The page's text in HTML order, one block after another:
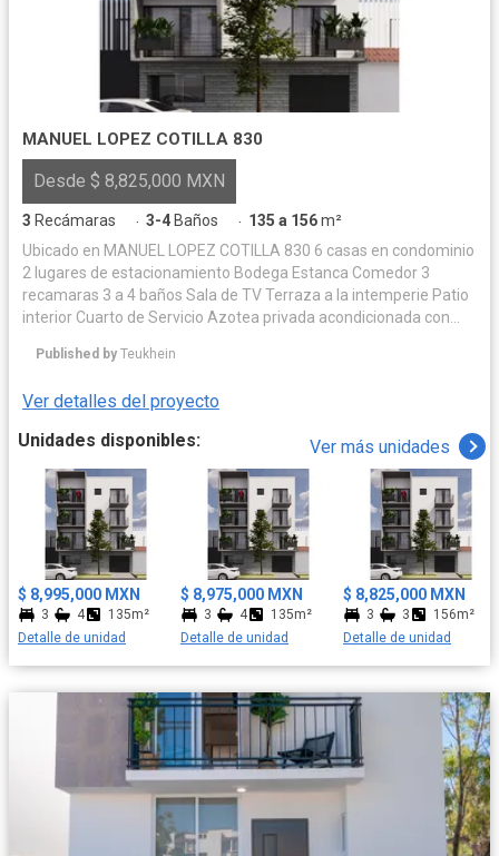
MANUEL LOPEZ COTILLA 830
Desde $ 8,825,000 MXN
3 Recámaras · 3-4 Baños · 135 a 156m²
Ubicado en MANUEL LOPEZ COTILLA 830 6 casas en condominio
2 lugares de estacionamiento Bodega Estanca Comedor 3
recamaras 3 a 4 baños Sala de TV Terraza a la intemperie Patio
interior Cuarto de Servicio Azotea privada acondicionada con
Published by Teukhein
Ver detalles del proyecto
Unidades disponibles:
Ver más unidades
$ 8,995,000 MXN
3 4
135m²
Detalle de unidad
$ 8,975,000 MXN
3 4
135m²
Detalle de unidad
$ 8,825,000 MXN
3 3
156m²
Detalle de unidad